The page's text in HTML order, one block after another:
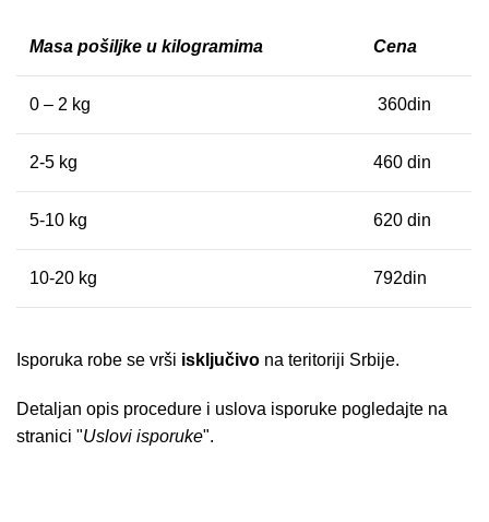
Masa pošiljke u kilogramima Cena
0 – 2 kg 360din
2-5 kg 460 din
5-10 kg 620 din
10-20 kg 792din
Isporuka robe se vrši isključivo na teritoriji Srbije.
Detaljan opis procedure i uslova isporuke pogledajte na
stranici "Uslovi isporuke".